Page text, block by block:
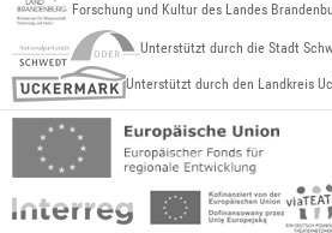
Forschung und Kultur des Landes
Unterstützt durch die Stadt
Unterstützt durch den Landkreis